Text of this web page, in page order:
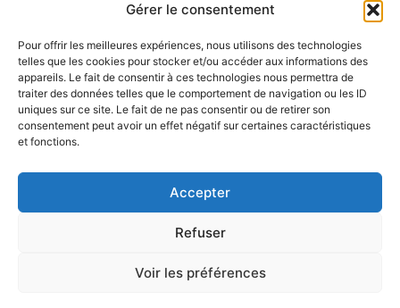
Gérer le consentement
Pour offrir les meilleures expériences, nous utilisons des technologies
telles que les cookies pour stocker et/ou accéder aux informations des
appareils. Le fait de consentir à ces technologies nous permettra de
traiter des données telles que le comportement de navigation ou les ID
uniques sur ce site. Le fait de ne pas consentir ou de retirer son
consentement peut avoir un effet négatif sur certaines caractéristiques
et fonctions.
Accepter
Refuser
Voir les préférences
21 mai 2024